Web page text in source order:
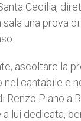
Cecilia,
una prova
ascoltare la
cantabile e
Renzo Piano
lui dedicata,